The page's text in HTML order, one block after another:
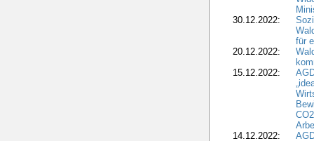
30.12.2022:
für
20.12.2022:
15.12.2022:
14.12.2022: